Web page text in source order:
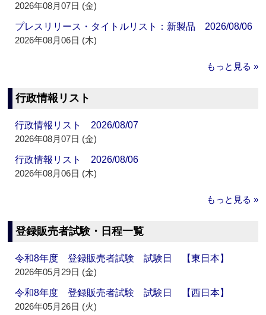
2026年08月07日 (金)
プレスリリース・タイトルリスト：新製品 2026/08/06
2026年08月06日 (木)
もっと見る »
行政情報リスト
行政情報リスト 2026/08/07
2026年08月07日 (金)
行政情報リスト 2026/08/06
2026年08月06日 (木)
もっと見る »
登録販売者試験・日程一覧
令和8年度 登録販売者試験 試験日 【東日本】
2026年05月29日 (金)
令和8年度 登録販売者試験 試験日 【西日本】
2026年05月26日 (火)